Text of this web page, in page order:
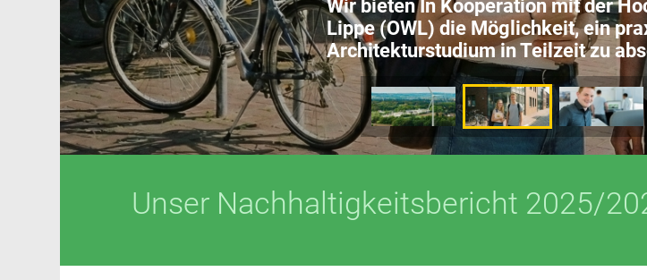
Wir bieten In Kooperation mit der
Lippe (OWL) die Möglichkeit, ein
Architekturstudium in Teilzeit zu
Unser Nachhaltigkeitsbericht 2025/